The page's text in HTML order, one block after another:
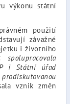
výkonu státní
použití
závažné
i životního
i Státní úřad
vznik změn